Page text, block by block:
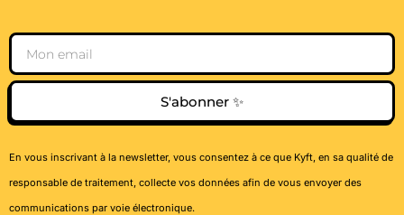
Email
S'abonner ✨
En vous inscrivant à la newsletter, vous consentez à ce que Kyft, en sa qualité de
responsable de traitement, collecte vos données afin de vous envoyer des
communications par voie électronique.